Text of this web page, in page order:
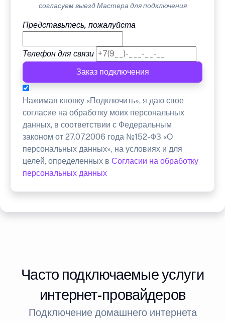
согласуем выезд Мастера для подключения
Представьтесь, пожалуйста
Телефон для связи
Заказ подключения
Нажимая кнопку «Подключить», я даю свое
согласие на обработку моих персональных
данных, в соответствии с Федеральным
законом от 27.07.2006 года №152-ФЗ «О
персональных данных», на условиях и для
целей, определенных в Согласии на обработку
персональных данных
Часто подключаемые услуги
интернет-провайдеров
Подключение домашнего интернета